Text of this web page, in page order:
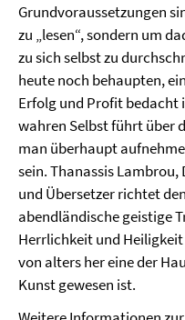
Grundvoraussetzungen
zu „lesen“, sondern um
zu sich selbst zu
heute noch behaupten,
Erfolg und Profit bedacht
wahren Selbst führt über
man überhaupt
sein. Thanassis
und Übersetzer richtet
abendländische geistige
Herrlichkeit und Heiligkeit
von alters her eine der
Kunst gewesen ist.